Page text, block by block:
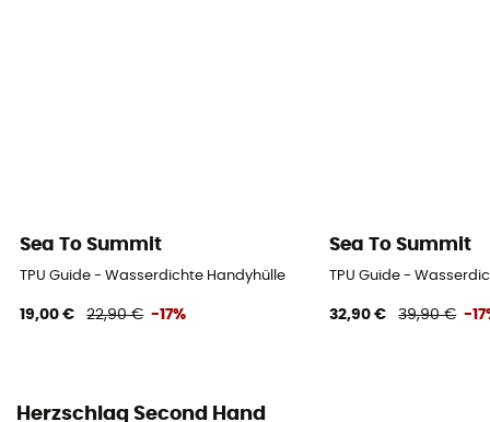
Sea To Summit
TPU Guide - Wasserdichte Handyhülle
19,00 € 22,90 € -17%
Sea To Summit
TPU Guide -
32,90 € 39,90 € -
Herzschlag Second Hand